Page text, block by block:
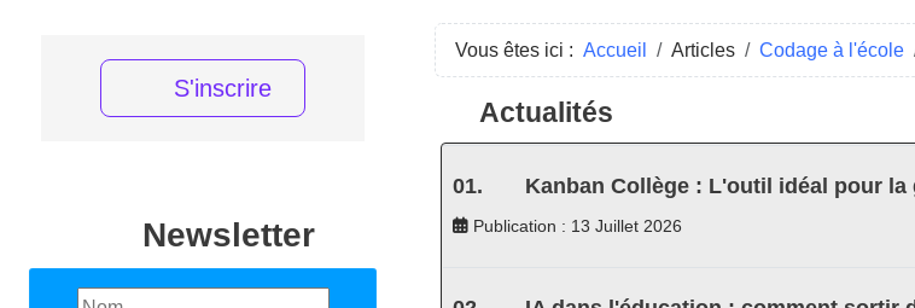
S'inscrire
Newsletter
Vous êtes ici : Accueil Articles Codage à l'école
Actualités
Kanban Collège : L'outil idéal pour
Publication : 13 Juillet 2026